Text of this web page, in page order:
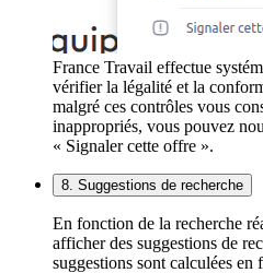
France Travail effectue
vérifier la légalité et la
malgré ces contrôles vous
inappropriés, vous pouvez
« Signaler cette offre ».
8. Suggestions de recherche
En fonction de la recherche
afficher des suggestions de
suggestions sont calculées